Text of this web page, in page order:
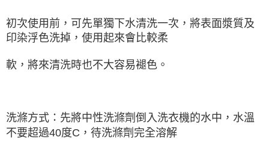
初次使用前，可先單獨下水清洗一次，將表面漿質及
印染浮色洗掉，使用起來會比較柔
軟，將來清洗時也不大容易褪色。
洗滌方式：先將中性洗滌劑倒入洗衣機的水中，水溫
不要超過40度C，待洗滌劑完全溶解